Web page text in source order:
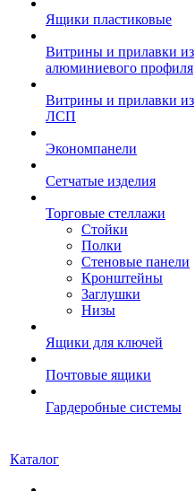
Ящики пластиковые
Витрины и прилавки из
алюминиевого профиля
Витрины и прилавки из
ЛСП
Экономпанели
Сетчатые изделия
Торговые стеллажи
Стойки
Полки
Стеновые панели
Кронштейны
Заглушки
Низы
Ящики для ключей
Почтовые ящики
Гардеробные системы
Каталог